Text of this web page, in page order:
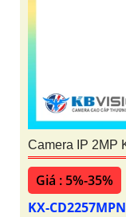
Camera IP 2MP
Giá : 5%-35%
KX-CD2257MPN